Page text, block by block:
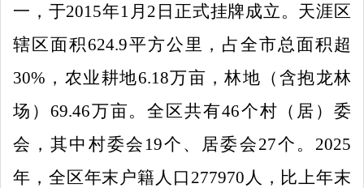
一，于2015年1 月 2 日正式挂牌成立。天涯区
辖区面积 624.9平方公里 ， 占全市总面积超
30% ， 农业耕地6.18万亩，林地（含抱龙林
场） 69.46万亩。全区共有46个村（居）委
会，其中村委会 19个、居委会27个。 2025
年，全区年末户籍人口 277970 人，比上年末